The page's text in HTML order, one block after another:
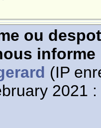
ou
informe
(IP
2021